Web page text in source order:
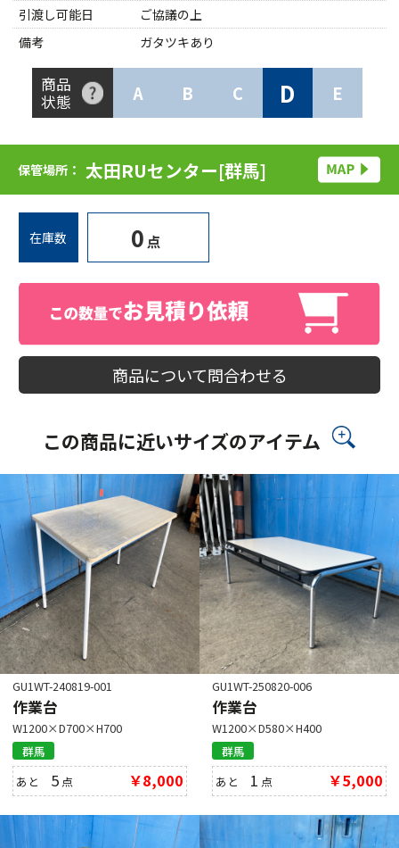
引渡し可能日
ご協議の上
備考
ガタツキあり
商品
状態
A B C D E
保管場所： 太田RUセンター[群馬]
在庫数 0 点
商品について問合わせる
この商品に近いサイズのアイテム
GU1WT-240819-001
作業台
W1200×D700×H700
群馬
あと 5 点 ￥8,000
GU1WT-250820-006
作業台
W1200×D580×H400
群馬
あと 1 点 ￥5,000